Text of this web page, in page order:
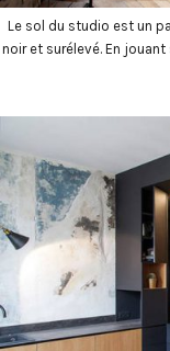
Le sol du studio est un
noir et surélevé. En jouant